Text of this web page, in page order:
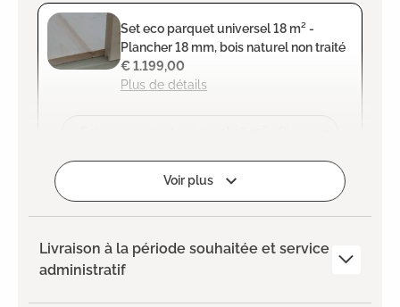
Set eco parquet universel 18 m² -
Plancher 18 mm, bois naturel non traité
Plus de détails
€ 1.199,00
Voir plus
Livraison à la période souhaitée et service
administratif